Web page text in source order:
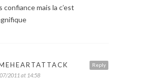
confiance mais la c’est
Reply
2011 at 14:58